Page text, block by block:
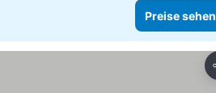
Preise sehen